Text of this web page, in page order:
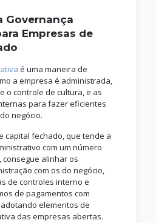
Governança
Empresas de
é uma maneira de
a empresa é administrada,
o controle de cultura, e as
para fazer eficientes
negócio.
capital fechado, que tende a
com um número
alinhar os
com os do negócio,
de controles interno e
de pagamentos com
elementos de
das empresas abertas.